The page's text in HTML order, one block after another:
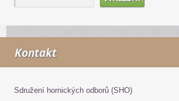
Kontakt
Sdružení hornických odborů (SHO)